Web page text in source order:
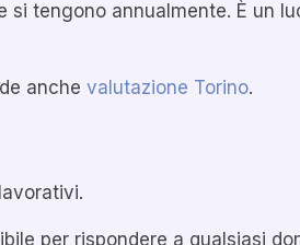
tengono annualmente. È un
anche valutazione Torino.
per rispondere a qualsiasi